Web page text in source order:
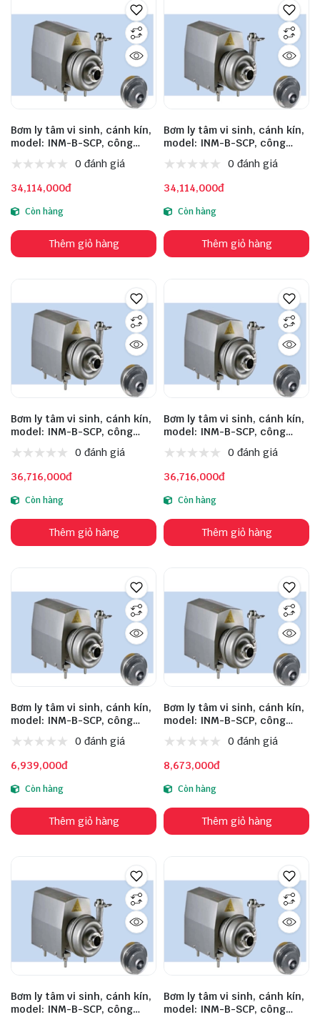
Bơm ly tâm vi sinh, cánh kín,
model: INM-B-SCP, công
30m³/h, cột áp: 24m, đầu
vào: 63mm, đầu ra: 51mm,
chất liệu inox: 316, động cơ:
ABB
0 đánh giá
34,114,000đ
Còn hàng
Thêm giỏ hàng
Bơm ly tâm vi sinh, cánh kín,
model: INM-B-SCP, công
20m³/h, cột áp: 36m, đầu
vào: 51mm, đầu ra: 51mm,
chất liệu inox: 316, động cơ:
ABB
0 đánh giá
34,114,000đ
Còn hàng
Thêm giỏ hàng
Bơm ly tâm vi sinh, cánh kín,
model: INM-B-SCP, công
40m³/h, cột áp: 24m, đầu
vào: 63mm, đầu ra: 51mm,
chất liệu inox: 316, động cơ:
ABB
0 đánh giá
36,716,000đ
Còn hàng
Thêm giỏ hàng
Bơm ly tâm vi sinh, cánh kín,
model: INM-B-SCP, công
30m³/h, cột áp: 36m, đầu
vào: 63mm, đầu ra: 51mm,
chất liệu inox: 316, động cơ:
ABB
0 đánh giá
36,716,000đ
Còn hàng
Thêm giỏ hàng
Bơm ly tâm vi sinh, cánh kín,
model: INM-B-SCP, công
1m³/h, cột áp: 14m, đầu vào:
32mm, đầu ra: 25mm, chất
liệu inox: 304, động cơ: TW
0 đánh giá
6,939,000đ
Còn hàng
Thêm giỏ hàng
Bơm ly tâm vi sinh, cánh kín,
model: INM-B-SCP, công
3m³/h, cột áp: 16m, đầu vào:
38mm, đầu ra: 38mm, chất
liệu inox: 304, động cơ: TW
0 đánh giá
8,673,000đ
Còn hàng
Thêm giỏ hàng
Bơm ly tâm vi sinh, cánh kín,
model: INM-B-SCP, công
Bơm ly tâm vi sinh, cánh kín,
model: INM-B-SCP, công